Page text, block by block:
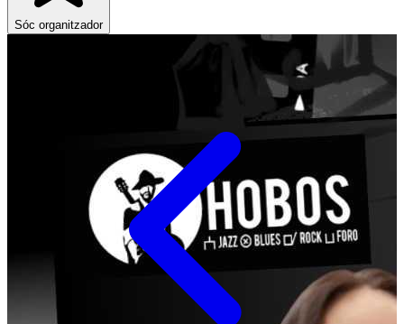
Sóc organitzador